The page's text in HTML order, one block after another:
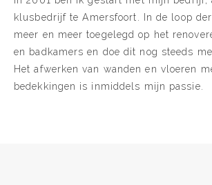
klusbedrijf te Amersfoort. In de loop
meer en meer toegelegd op het
en badkamers en doe dit nog steeds
Het afwerken van wanden en vloeren
bedekkingen is inmiddels mijn passie.